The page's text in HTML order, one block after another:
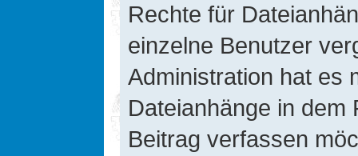
Rechte für
einzelne Benutzer
Administration hat es
Dateianhänge in dem
Beitrag verfassen